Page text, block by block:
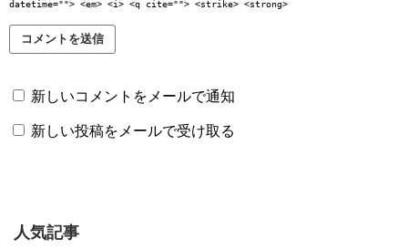
datetime=""> <em> <i> <q cite=""> <strike> <strong>
新しいコメントをメールで通知
新しい投稿をメールで受け取る
人気記事